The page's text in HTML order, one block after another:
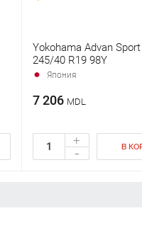
Yokohama Advan
245/40 R19 98Y
Япония
7 206 MDL
+
- В